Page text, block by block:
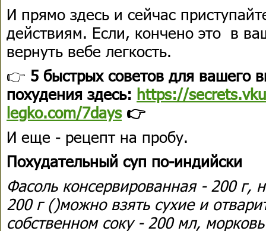
И прямо здесь и сейчас
действиям. Если, кончено это в
вернуть вебе легкость.
👉 5 быстрых советов для вашего
похудения здесь: https://
legko.com/7days👉
И еще - рецепт на пробу.
Похудательный суп по-индийски
Фасоль консервированная - 200 г,
200 г ()можно взять сухие и
собственном соку - 200 мл,